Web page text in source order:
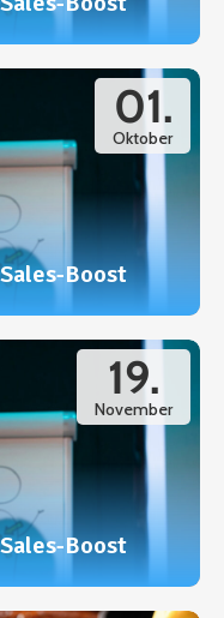
01.
Oktober
Boost
19.
November
Boost